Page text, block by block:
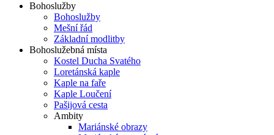
Bohoslužby
Bohoslužby
Mešní řád
Základní modlitby
Bohoslužebná místa
Kostel Ducha Svatého
Loretánská kaple
Kaple na faře
Kaple Loučení
Pašijová cesta
Ambity
Mariánské obrazy